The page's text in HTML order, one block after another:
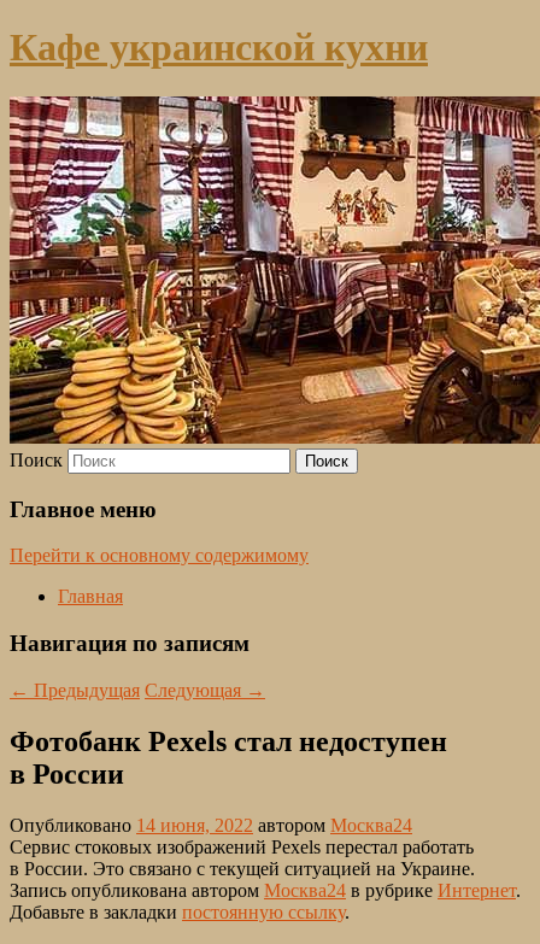
Кафе украинской кухни
Поиск
Главное меню
Перейти к основному содержимому
Главная
Навигация по записям
← Предыдущая Следующая →
Фотобанк Pexels стал недоступен
в России
Опубликовано 14 июня, 2022 автором Москва24
Сервис стоковых изображений Pexels перестал работать
в России. Это связано с текущей ситуацией на Украине.
Запись опубликована автором Москва24 в рубрике Интернет.
Добавьте в закладки постоянную ссылку.